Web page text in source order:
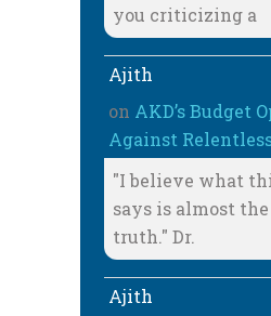
you criticizing a
Ajith
on AKD’s Budget
Against
"I believe what
says is almost
truth." Dr.
Ajith